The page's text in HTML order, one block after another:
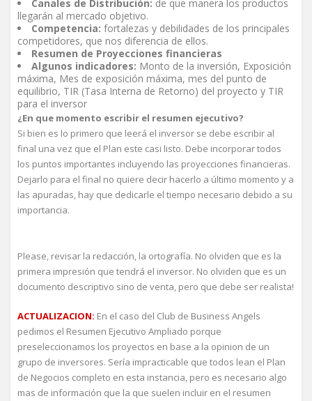
Canales de Distribución: de que manera los productos
llegarán al mercado objetivo.
Competencia: fortalezas y debilidades de los principales
competidores, que nos diferencia de ellos.
Resumen de Proyecciones financieras
Algunos indicadores: Monto de la inversión, Exposición
máxima, Mes de exposición máxima, mes del punto de
equilibrio, TIR (Tasa Interna de Retorno) del proyecto y TIR
para el inversor
¿En que momento escribir el resumen ejecutivo?
Si bien es lo primero que leerá el inversor se debe escribir al
final una vez que el Plan este casi listo. Debe incorporar todos
los puntos importantes incluyendo las proyecciones financieras.
Dejarlo para el final no quiere decir hacerlo a último momento y a
las apuradas, hay que dedicarle el tiempo necesario debido a su
importancia.
Please, revisar la redacción, la ortografía. No olviden que es la
primera impresión que tendrá el inversor. No olviden que es un
documento descriptivo sino de venta, pero que debe ser realista!
ACTUALIZACION: En el caso del Club de Business Angels
pedimos el Resumen Ejecutivo Ampliado porque
preseleccionamos los proyectos en base a la opinion de un
grupo de inversores. Sería impracticable que todos lean el Plan
de Negocios completo en esta instancia, pero es necesario algo
mas de información que la que suelen incluir en el resumen